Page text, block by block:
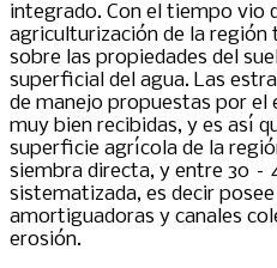
integrado. Con el tiempo vio
agriculturización de la
sobre las propiedades del
superficial del agua. Las
de manejo propuestas por el
muy bien recibidas, y es así
superficie agrícola de la
siembra directa, y entre 30 –
sistematizada, es decir
amortiguadoras y canales
erosión.